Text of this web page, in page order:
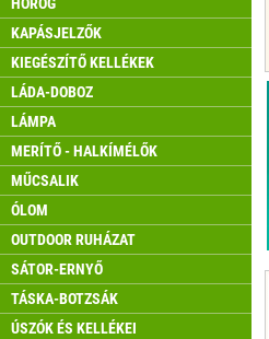
KAPÁSJELZŐK
KIEGÉSZÍTŐ KELLÉKEK
LÁDA-DOBOZ
LÁMPA
MERÍTŐ - HALKÍMÉLŐK
MŰCSALIK
ÓLOM
OUTDOOR RUHÁZAT
SÁTOR-ERNYŐ
TÁSKA-BOTZSÁK
ÚSZÓK ÉS KELLÉKEI